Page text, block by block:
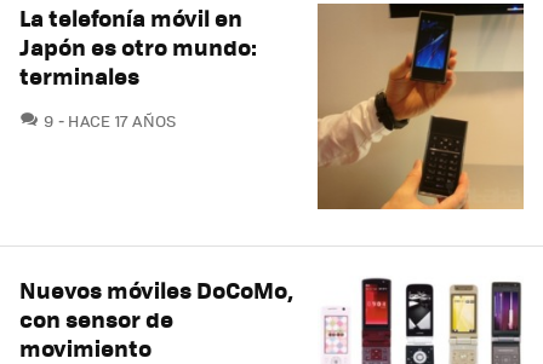
La telefonía móvil en
Japón es otro mundo:
terminales
9 COMENTARIOS
HACE 17 AÑOS
Nuevos móviles DoCoMo,
con sensor de
movimiento